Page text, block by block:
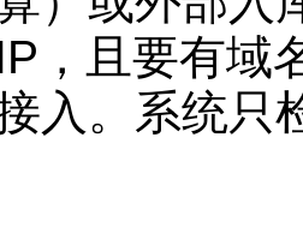
，且要有域
入。系统只